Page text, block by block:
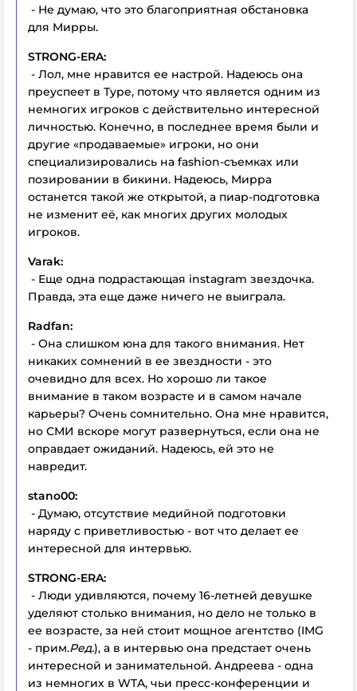
- Не думаю, что это благоприятная обстановка
для Мирры.
STRONG-ERA:
- Лол, мне нравится ее настрой. Надеюсь она
преуспеет в Туре, потому что является одним из
немногих игроков с действительно интересной
личностью. Конечно, в последнее время были и
другие «продаваемые» игроки, но они
специализировались на fashion-съемках или
позировании в бикини. Надеюсь, Мирра
останется такой же открытой, а пиар-подготовка
не изменит её, как многих других молодых
игроков.
Varak:
- Еще одна подрастающая instagram звездочка.
Правда, эта еще даже ничего не выиграла.
Radfan:
- Она слишком юна для такого внимания. Нет
никаких сомнений в ее звездности - это
очевидно для всех. Но хорошо ли такое
внимание в таком возрасте и в самом начале
карьеры? Очень сомнительно. Она мне нравится,
но СМИ вскоре могут развернуться, если она не
оправдает ожиданий. Надеюсь, ей это не
навредит.
stano00:
- Думаю, отсутствие медийной подготовки
наряду с приветливостью - вот что делает ее
интересной для интервью.
STRONG-ERA:
- Люди удивляются, почему 16-летней девушке
уделяют столько внимания, но дело не только в
ее возрасте, за ней стоит мощное агентство (IMG
- прим.Ред.), а в интервью она предстает очень
интересной и занимательной. Андреева - одна
из немногих в WTA, чьи пресс-конференции и